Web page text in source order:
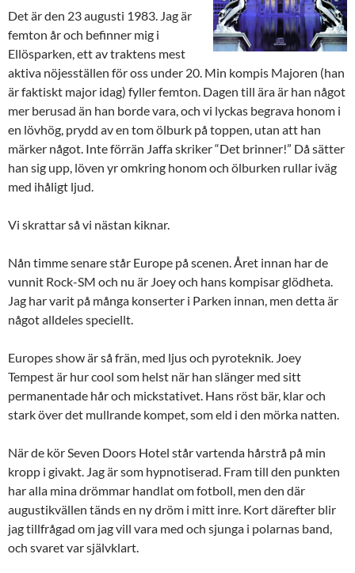
Det är den 23 augusti 1983. Jag är
femton år och befinner mig i
Ellösparken, ett av traktens mest
aktiva nöjesställen för oss under 20. Min kompis Majoren (han
är faktiskt major idag) fyller femton. Dagen till ära är han något
mer berusad än han borde vara, och vi lyckas begrava honom i
en lövhög, prydd av en tom ölburk på toppen, utan att han
märker något. Inte förrän Jaffa skriker “Det brinner!” Då sätter
han sig upp, löven yr omkring honom och ölburken rullar iväg
med ihåligt ljud.
Vi skrattar så vi nästan kiknar.
Nån timme senare står Europe på scenen. Året innan har de
vunnit Rock-SM och nu är Joey och hans kompisar glödheta.
Jag har varit på många konserter i Parken innan, men detta är
något alldeles speciellt.
Europes show är så frän, med ljus och pyroteknik. Joey
Tempest är hur cool som helst när han slänger med sitt
permanentade hår och mickstativet. Hans röst bär, klar och
stark över det mullrande kompet, som eld i den mörka natten.
När de kör Seven Doors Hotel står vartenda hårstrå på min
kropp i givakt. Jag är som hypnotiserad. Fram till den punkten
har alla mina drömmar handlat om fotboll, men den där
augustikvällen tänds en ny dröm i mitt inre. Kort därefter blir
jag tillfrågad om jag vill vara med och sjunga i polarnas band,
och svaret var självklart.